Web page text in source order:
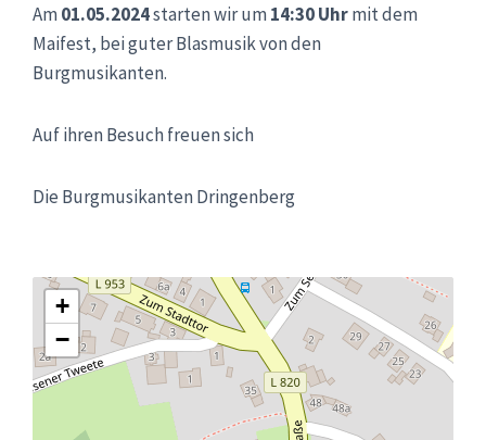
Am01.05.2024starten wir um14:30 Uhrmit dem
Maifest, bei guter Blasmusik von den
Burgmusikanten.
Auf ihren Besuch freuen sich
Die Burgmusikanten Dringenberg
+
−